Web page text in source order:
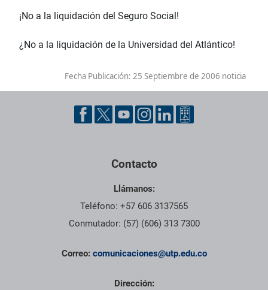
¡No a la liquidación del Seguro Social!
¿No a la liquidación de la Universidad del Atlántico!
Fecha Publicación: 25 Septiembre de 2006 noticia
Contacto
Llámanos:
Teléfono: +57 606 3137565
Conmutador: (57) (606) 313 7300
Correo: comunicaciones@utp.edu.co
Dirección: